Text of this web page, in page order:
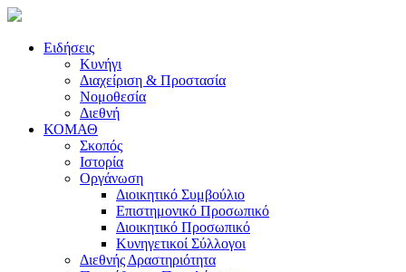
Ειδήσεις
Κυνήγι
Διαχείριση & Προστασία
Νομοθεσία
Διεθνή
ΚΟΜΑΘ
Σκοπός
Ιστορία
Οργάνωση
Διοικητικό Συμβούλιο
Επιστημονικό Προσωπικό
Διοικητικό Προσωπικό
Κυνηγετικοί Σύλλογοι
Διεθνής Δραστηριότητα